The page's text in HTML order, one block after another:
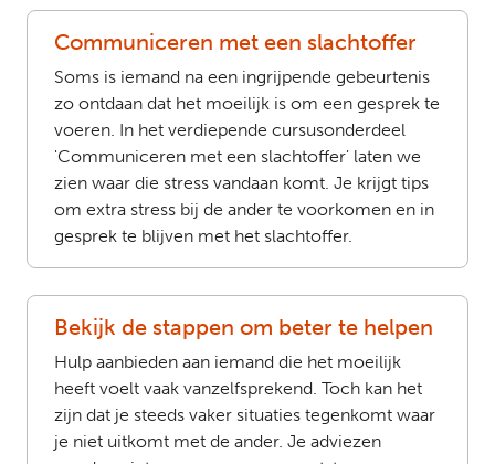
Communiceren met een slachtoffer
Soms is iemand na een ingrijpende gebeurtenis
zo ontdaan dat het moeilijk is om een gesprek te
voeren. In het verdiepende cursusonderdeel
'Communiceren met een slachtoffer' laten we
zien waar die stress vandaan komt. Je krijgt tips
om extra stress bij de ander te voorkomen en in
gesprek te blijven met het slachtoffer.
Bekijk de stappen om beter te helpen
Hulp aanbieden aan iemand die het moeilijk
heeft voelt vaak vanzelfsprekend. Toch kan het
zijn dat je steeds vaker situaties tegenkomt waar
je niet uitkomt met de ander. Je adviezen